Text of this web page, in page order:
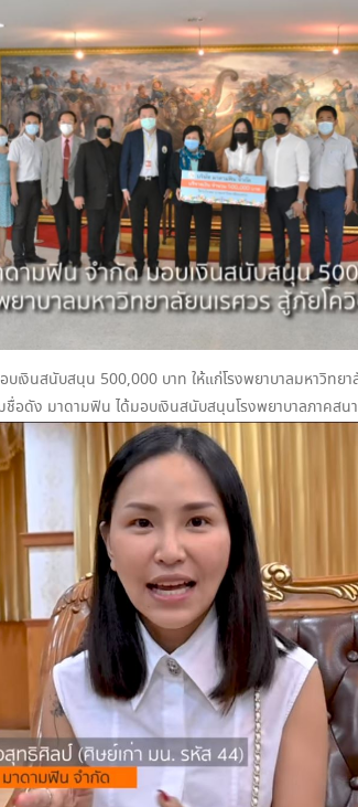
เงินสนับสนุน 500,000 บาท ให้แก่โรงพยาบาลมหาวิทยา
อดัง มาดามฟิน ได้มอบเงินสนับสนุนโรงพยาบาลภาคส